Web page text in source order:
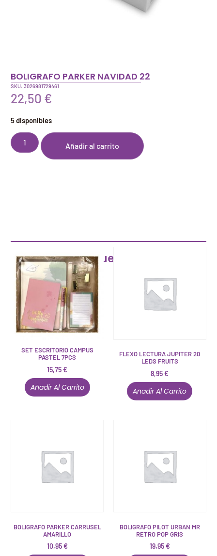
BOLIGRAFO PARKER NAVIDAD 22
SKU: 3026981729461
22,50 €
5 disponibles
Añadir al carrito
Artículos que pueden interesarte
SET ESCRITORIO CAMPUS
PASTEL 7PCS
15,75€
Añadir Al Carrito
FLEXO LECTURA JUPITER 20
LEDS FRUITS
8,95€
Añadir Al Carrito
BOLIGRAFO PARKER CARRUSEL
AMARILLO
10,95€
BOLIGRAFO PILOT URBAN MR
RETRO POP GRIS
19,95€